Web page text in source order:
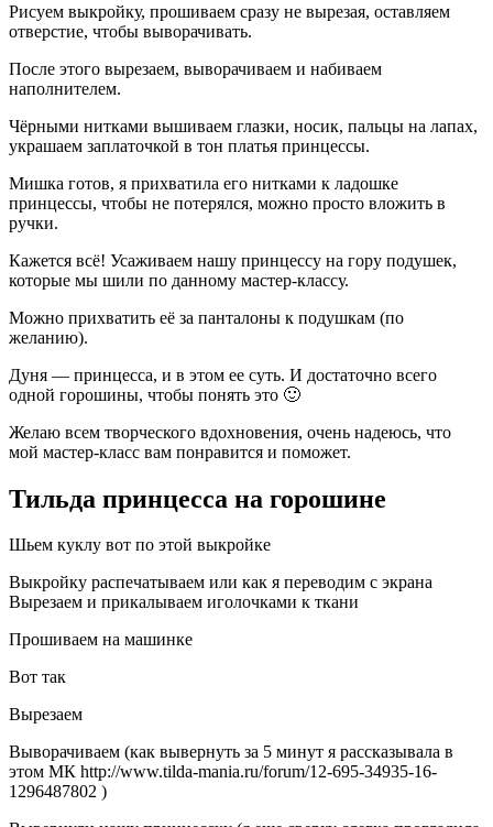
Рисуем выкройку, прошиваем сразу не вырезая, оставляем
отверстие, чтобы выворачивать.
После этого вырезаем, выворачиваем и набиваем
наполнителем.
Чёрными нитками вышиваем глазки, носик, пальцы на лапах,
украшаем заплаточкой в тон платья принцессы.
Мишка готов, я прихватила его нитками к ладошке
принцессы, чтобы не потерялся, можно просто вложить в
ручки.
Кажется всё! Усаживаем нашу принцессу на гору подушек,
которые мы шили по данному мастер-классу.
Можно прихватить её за панталоны к подушкам (по
желанию).
Дуня — принцесса, и в этом ее суть. И достаточно всего
одной горошины, чтобы понять это 🙂
Желаю всем творческого вдохновения, очень надеюсь, что
мой мастер-класс вам понравится и поможет.
Тильда принцесса на горошине
Шьем куклу вот по этой выкройке
Выкройку распечатываем или как я переводим с экрана
Вырезаем и прикалываем иголочками к ткани
Прошиваем на машинке
Вот так
Вырезаем
Выворачиваем (как вывернуть за 5 минут я рассказывала в
этом МК http://www.tilda-mania.ru/forum/12-695-34935-16-
1296487802 )